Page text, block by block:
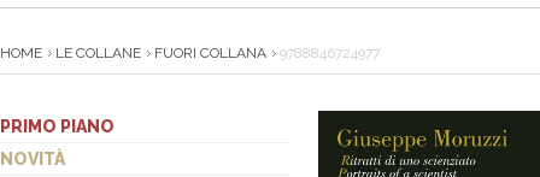
HOME LE COLLANE FUORI COLLANA 9788846724977
PRIMO PIANO
NOVITÀ